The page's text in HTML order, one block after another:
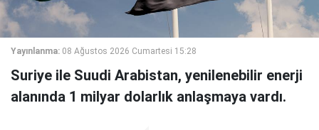
Yayınlanma: 08 Ağustos 2026 Cumartesi 15:28
Suriye ile Suudi Arabistan, yenilenebilir enerji
alanında 1 milyar dolarlık anlaşmaya vardı.